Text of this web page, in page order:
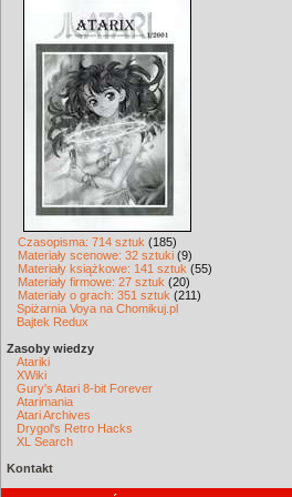
Czasopisma: 714 sztuk (185)
Materiały scenowe: 32 sztuki (9)
Materiały książkowe: 141 sztuk (55)
Materiały firmowe: 27 sztuk (20)
Materiały o grach: 351 sztuk (211)
Spiżarnia Voya na Chomikuj.pl
Bajtek Redux
Zasoby wiedzy
Atariki
XWiki
Gury's Atari 8-bit Forever
Atarimania
Atari Archives
Drygol's Retro Hacks
XL Search
Kontakt